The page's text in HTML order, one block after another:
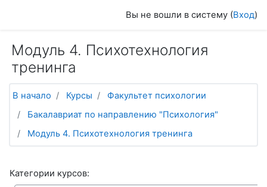
Вы не вошли в систему (Вход)
Модуль 4. Психотехнология
тренинга
В начало Курсы
Факультет психологии
Бакалавриат по направлению "Психология"
Модуль 4. Психотехнология тренинга
Категории курсов: